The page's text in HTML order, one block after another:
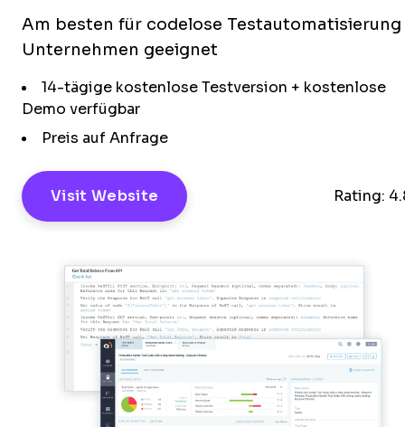
Am besten für codelose Testautomatisierung
Unternehmen geeignet
14-tägige kostenlose Testversion + kostenlose
Demo verfügbar
Preis auf Anfrage
Visit Website Rating: